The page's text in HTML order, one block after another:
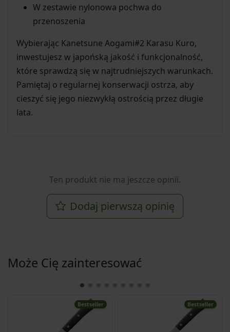
W zestawie nylonowa pochwa do
przenoszenia
Wybierając Kanetsune Aogami#2 Karasu Kuro,
inwestujesz w japońską jakość i funkcjonalność,
które sprawdzą się w najtrudniejszych warunkach.
Pamiętaj o regularnej konserwacji ostrza, aby
cieszyć się jego niezwykłą ostrością przez długie
lata.
Ten produkt nie ma jeszcze opinii.
Dodaj pierwszą opinię
Może Cię zainteresować
Bestseller Bestseller